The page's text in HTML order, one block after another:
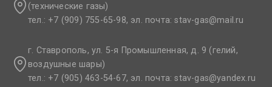
(технические газы)
тел.: +7 (909) 755-65-98, эл. почта: stav-gas@mail.ru​
г. Ставрополь, ул. 5-я Промышленная, д. 9 (гелий,
воздушные шары)
тел.: +7 (905) 463-54-67, эл. почта: stav-gas@yandex.ru​